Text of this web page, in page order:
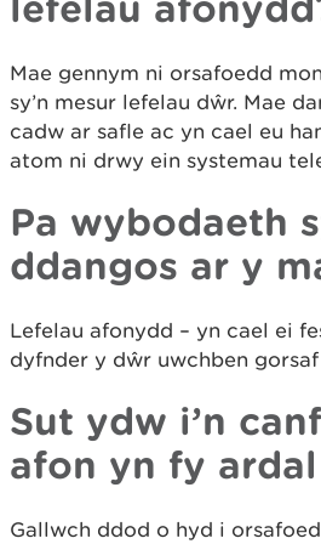
Mae gennym ni orsafoedd
sy’n mesur lefelau dŵr. Mae
cadw ar safle ac yn cael eu
atom ni drwy ein systemau
Pa wybodaeth
ddangos ar y
Lefelau afonydd – yn cael ei
dyfnder y dŵr uwchben
Sut ydw i’n
afon yn fy
Gallwch ddod o hyd i